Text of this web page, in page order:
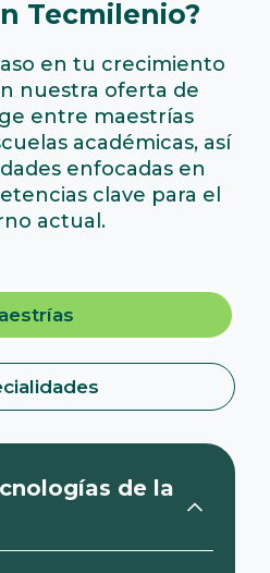
Tecmilenio?
en tu crecimiento
nuestra oferta de
entre maestrías
académicas, así
enfocadas en
clave para el
actual.
de la